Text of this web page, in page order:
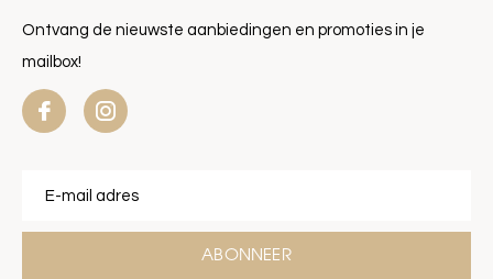
Ontvang de nieuwste aanbiedingen en promoties in je
mailbox!
ABONNEER